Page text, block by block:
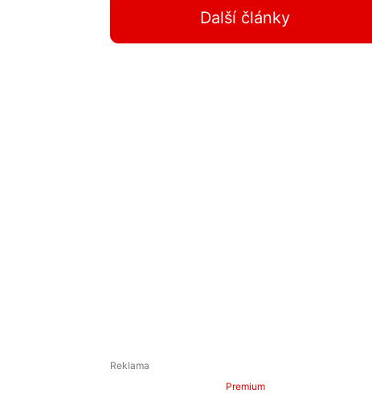
Další články
Premium